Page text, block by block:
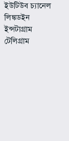
ইউটিউব চ্যানেল
লিঙ্কডইন
ইন্সটাগ্রাম
টেলিগ্রাম